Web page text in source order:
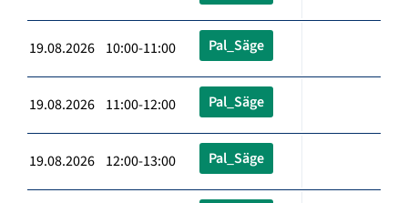
19.08.2026 10:00-11:00 Pal_Säge
19.08.2026 11:00-12:00 Pal_Säge
19.08.2026 12:00-13:00 Pal_Säge